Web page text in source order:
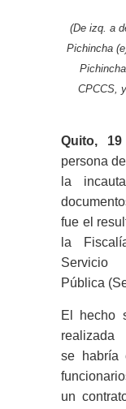
(De izq. a
Pichincha
CPCCS,
Quito,
persona
la
fue el
la
Servicio
Pública
El hecho
se habría
un